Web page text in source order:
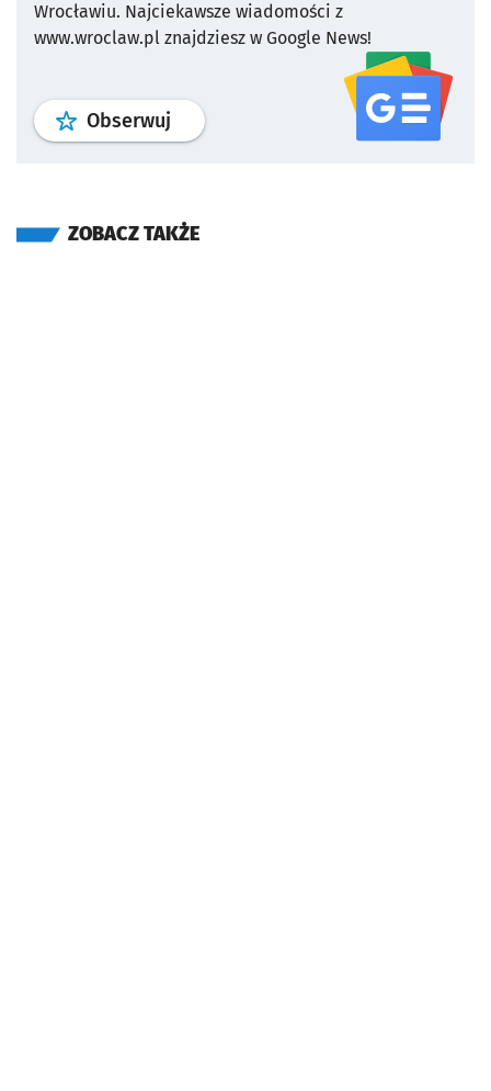
Wrocławiu. Najciekawsze wiadomości z
www.wroclaw.pl znajdziesz w Google News!
Obserwuj profil serwisu
ZOBACZ TAKŻE